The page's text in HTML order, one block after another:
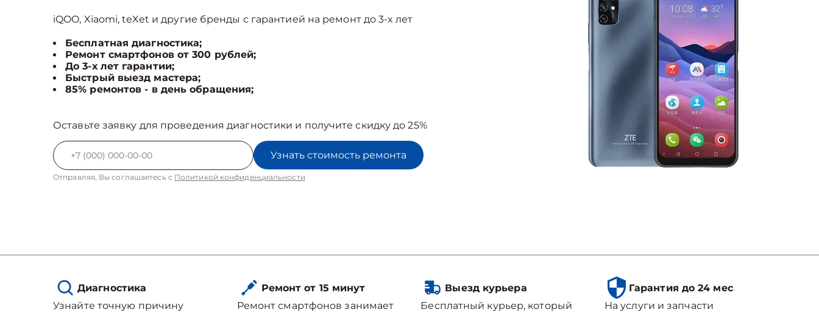
iQOO, Xiaomi, teXet и другие бренды с гарантией на ремонт до 3-х лет
Бесплатная диагностика;
Ремонт смартфонов от 300 рублей;
До 3-х лет гарантии;
Быстрый выезд мастера;
85% ремонтов - в день обращения;
Оставьте заявку для проведения диагностики и получите скидку до 25%
Узнать стоимость ремонта
Отправляя, Вы соглашаетесь с Политикой конфиденциальности
Диагностика
Узнайте точную причину
Ремонт от 15 минут
Ремонт смартфонов занимает
Выезд курьера
Бесплатный курьер, который
Гарантия до 24 мес
На услуги и запчасти